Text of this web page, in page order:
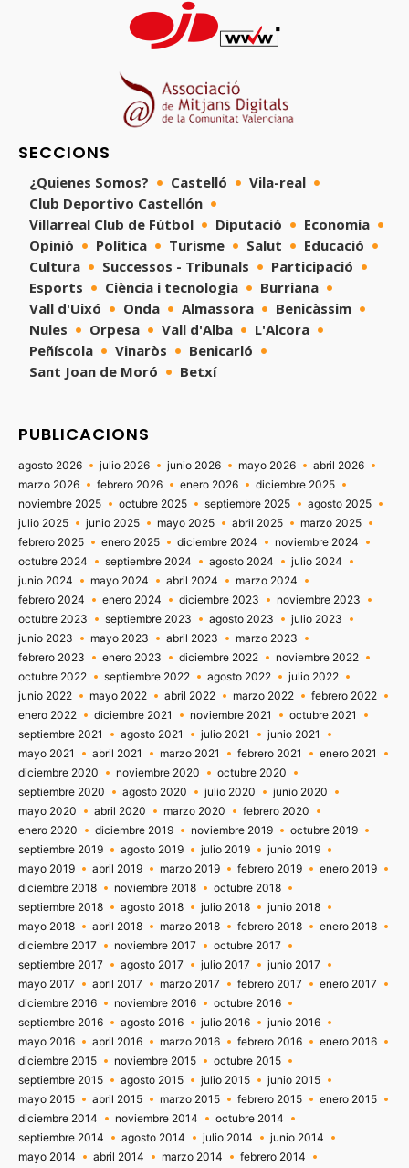
SECCIONS
¿Quienes Somos? Castelló
Vila-real
Club Deportivo Castellón
Villarreal Club de Fútbol
Diputació
Economía
Opinió
Política Turisme Salut
Educació
Cultura
Successos - Tribunals
Participació
Esports
Ciència i tecnologia
Burriana
Vall d'Uixó
Onda Almassora
Benicàssim
Nules
Orpesa Vall d'Alba
L'Alcora
Peñíscola
Vinaròs
Benicarló
Sant Joan de Moró
Betxí
PUBLICACIONS
agosto 2026 julio 2026 junio 2026 mayo 2026
abril 2026
marzo 2026
febrero 2026 enero 2026
diciembre 2025
noviembre 2025
octubre 2025 septiembre 2025
agosto 2025
julio 2025
junio 2025 mayo 2025 abril 2025
marzo 2025
febrero 2025
enero 2025 diciembre 2024
noviembre 2024
octubre 2024
septiembre 2024 agosto 2024
julio 2024
junio 2024
mayo 2024 abril 2024
marzo 2024
febrero 2024
enero 2024 diciembre 2023
noviembre 2023
octubre 2023
septiembre 2023 agosto 2023
julio 2023
junio 2023
mayo 2023 abril 2023
marzo 2023
febrero 2023
enero 2023 diciembre 2022
noviembre 2022
octubre 2022
septiembre 2022 agosto 2022
julio 2022
junio 2022
mayo 2022 abril 2022 marzo 2022
febrero 2022
enero 2022
diciembre 2021 noviembre 2021
octubre 2021
septiembre 2021
agosto 2021 julio 2021
junio 2021
mayo 2021
abril 2021 marzo 2021 febrero 2021
enero 2021
diciembre 2020
noviembre 2020
octubre 2020
septiembre 2020
agosto 2020 julio 2020
junio 2020
mayo 2020
abril 2020 marzo 2020
febrero 2020
enero 2020
diciembre 2019 noviembre 2019
octubre 2019
septiembre 2019
agosto 2019 julio 2019
junio 2019
mayo 2019
abril 2019 marzo 2019 febrero 2019
enero 2019
diciembre 2018
noviembre 2018
octubre 2018
septiembre 2018
agosto 2018 julio 2018
junio 2018
mayo 2018
abril 2018 marzo 2018 febrero 2018
enero 2018
diciembre 2017
noviembre 2017
octubre 2017
septiembre 2017
agosto 2017 julio 2017
junio 2017
mayo 2017
abril 2017 marzo 2017 febrero 2017
enero 2017
diciembre 2016
noviembre 2016
octubre 2016
septiembre 2016
agosto 2016 julio 2016
junio 2016
mayo 2016
abril 2016 marzo 2016 febrero 2016
enero 2016
diciembre 2015
noviembre 2015
octubre 2015
septiembre 2015
agosto 2015 julio 2015
junio 2015
mayo 2015
abril 2015 marzo 2015 febrero 2015
enero 2015
diciembre 2014
noviembre 2014
octubre 2014
septiembre 2014
agosto 2014 julio 2014
junio 2014
mayo 2014
abril 2014 marzo 2014 febrero 2014